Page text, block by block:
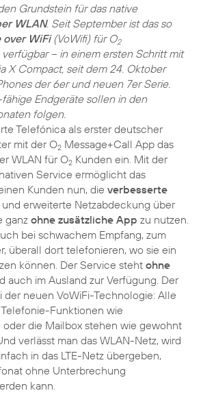
Grundstein für das native
WLAN. Seit September ist das so
over WiFi(VoWifi) für O2
– in einem ersten Schritt mit
X Compact, seit dem 24. Oktober
der 6er und neuen 7er Serie.
Endgeräte sollen in den
folgen.
Telefónica als erster deutscher
mit der O2 Message+Call App das
WLAN für O2 Kunden ein. Mit der
Service ermöglicht das
Kunden nun, die verbesserte
und erweiterte Netzabdeckung über
ganz ohne zusätzliche App zu nutzen.
bei schwachem Empfang, zum
überall dort telefonieren, wo sie ein
können. Der Service steht ohne
auch im Ausland zur Verfügung. Der
der neuen VoWiFi-Technologie: Alle
Funktionen wie
die Mailbox stehen wie gewohnt
verlässt man das WLAN-Netz, wird
in das LTE-Netz übergeben,
ohne Unterbrechung
kann.